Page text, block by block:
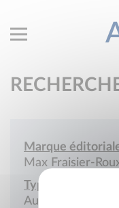
Marque
Max Fraisier-
Type de société :
Auto-édition